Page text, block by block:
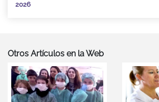
2026
Otros Artículos en la Web